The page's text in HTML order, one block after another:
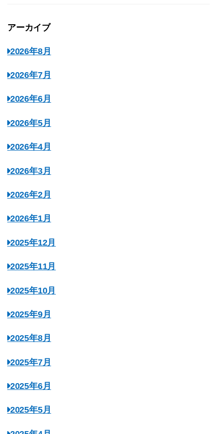
アーカイブ
2026年8月
2026年7月
2026年6月
2026年5月
2026年4月
2026年3月
2026年2月
2026年1月
2025年12月
2025年11月
2025年10月
2025年9月
2025年8月
2025年7月
2025年6月
2025年5月